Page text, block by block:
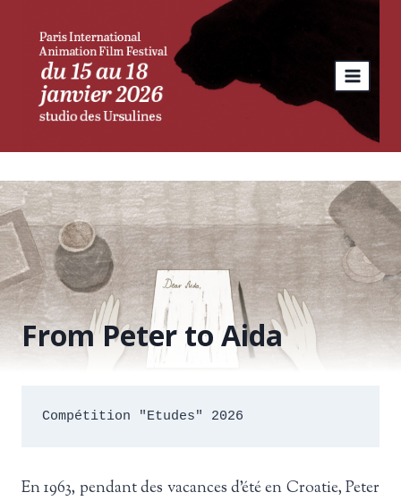
contenu
From Peter to Aida
Compétition "Etudes" 2026
En 1963, pendant des vacances d’été en Croatie, Peter